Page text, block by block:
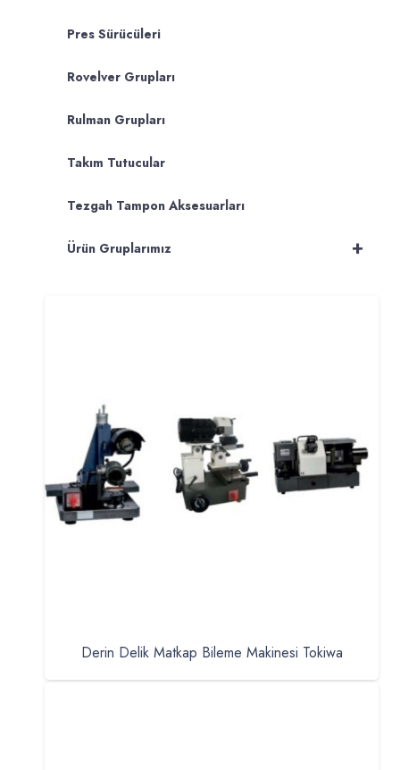
Pres Sürücüleri
Rovelver Grupları
Rulman Grupları
Takım Tutucular
Tezgah Tampon Aksesuarları
+
Ürün Gruplarımız
Derin Delik Matkap Bileme Makinesi Tokiwa